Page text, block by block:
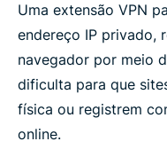
Uma extensão VPN
endereço IP privado,
navegador por meio
dificulta para que
física ou registrem
online.